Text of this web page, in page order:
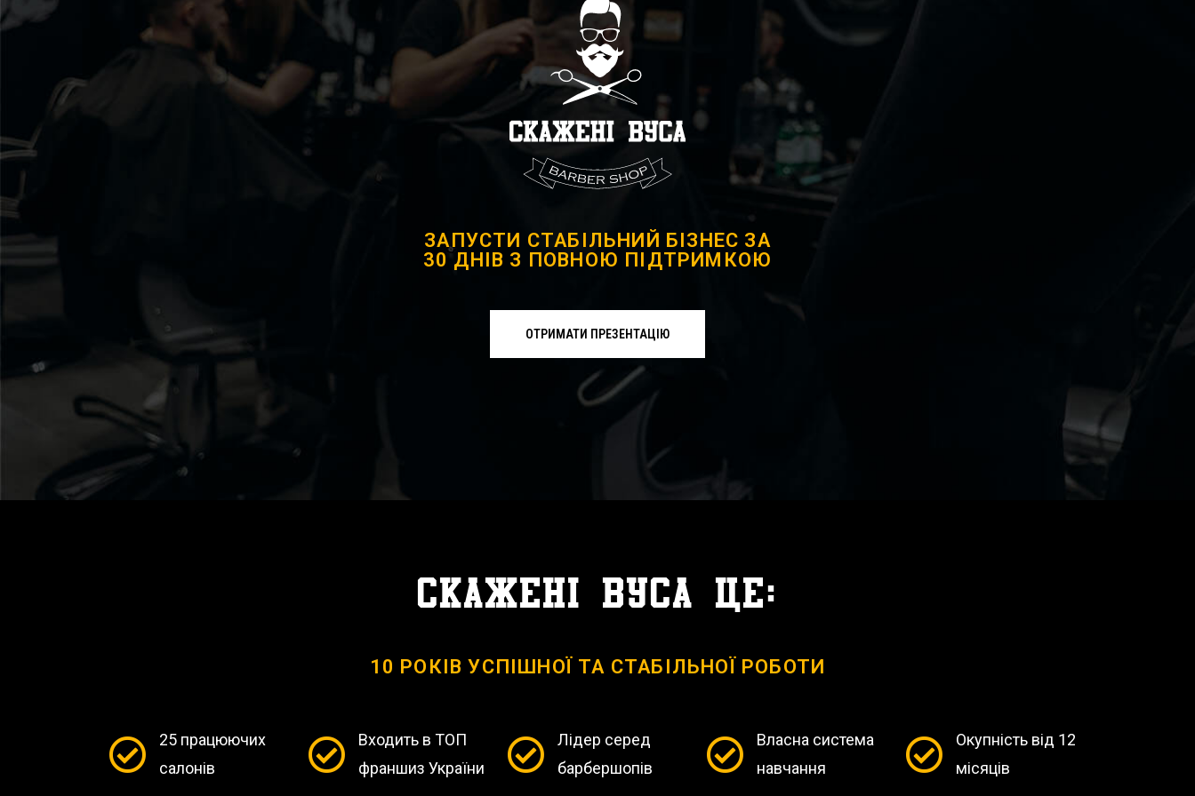
ЗАПУСТИ СТАБІЛЬНИЙ БІЗНЕС ЗА
30 ДНІВ З ПОВНОЮ ПІДТРИМКОЮ
ОТРИМАТИ ПРЕЗЕНТАЦІЮ
Скажені вуса це:
10 РОКІВ УСПІШНОЇ ТА СТАБІЛЬНОЇ РОБОТИ
25 працюючих
салонів
Входить в ТОП
франшиз України
Лідер серед
барбершопів
Власна система
навчання
Окупність від 12
місяців